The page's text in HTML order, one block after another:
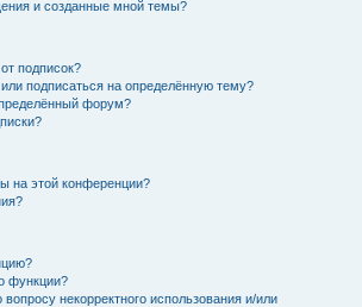
и созданные мной темы?
подписок?
подписаться на определённую тему?
форум?
на этой конференции?
функции?
некорректного использования и/или